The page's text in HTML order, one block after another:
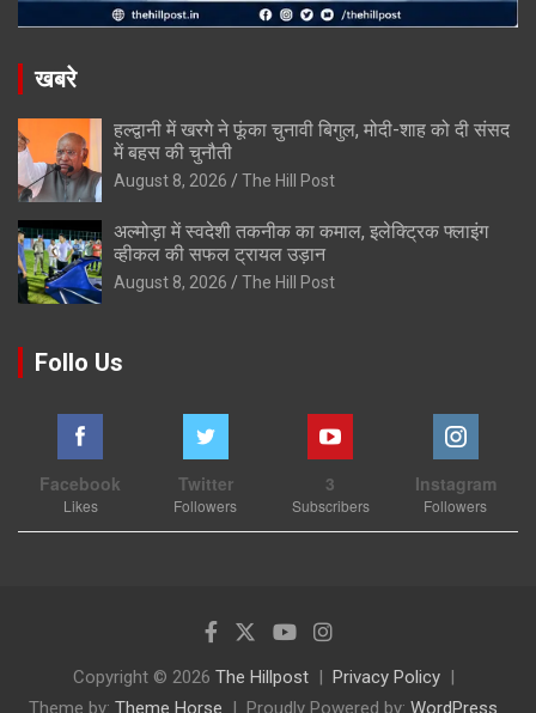
खबरे
हल्द्वानी में खरगे ने फूंका चुनावी बिगुल, मोदी-शाह को दी संसद
में बहस की चुनौती
August 8, 2026 The Hill Post
अल्मोड़ा में स्वदेशी तकनीक का कमाल, इलेक्ट्रिक फ्लाइंग
व्हीकल की सफल ट्रायल उड़ान
August 8, 2026 The Hill Post
Follo Us
Facebook
Likes
Twitter
Followers
3
Subscribers
Instagram
Followers
Copyright © 2026 The Hillpost
Privacy Policy
Theme by: Theme Horse Proudly Powered by: WordPress